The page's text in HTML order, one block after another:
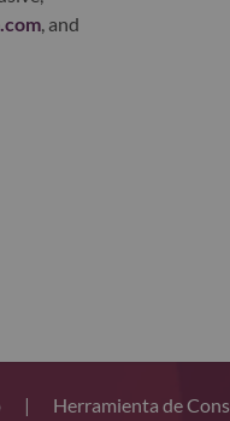
, and
| Herramienta de